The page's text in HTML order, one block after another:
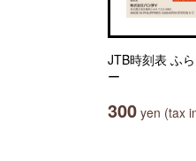
JTB時刻表 ふ
ー
300 yen (tax